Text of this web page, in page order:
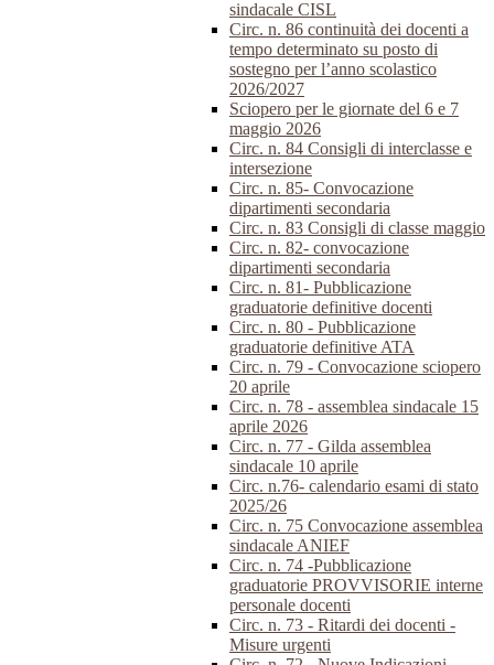
sindacale CISL
Circ. n. 86 continuità dei docenti a
tempo determinato su posto di
sostegno per l’anno scolastico
2026/2027
Sciopero per le giornate del 6 e 7
maggio 2026
Circ. n. 84 Consigli di interclasse e
intersezione
Circ. n. 85- Convocazione
dipartimenti secondaria
Circ. n. 83 Consigli di classe maggio
Circ. n. 82- convocazione
dipartimenti secondaria
Circ. n. 81- Pubblicazione
graduatorie definitive docenti
Circ. n. 80 - Pubblicazione
graduatorie definitive ATA
Circ. n. 79 - Convocazione sciopero
20 aprile
Circ. n. 78 - assemblea sindacale 15
aprile 2026
Circ. n. 77 - Gilda assemblea
sindacale 10 aprile
Circ. n.76- calendario esami di stato
2025/26
Circ. n. 75 Convocazione assemblea
sindacale ANIEF
Circ. n. 74 -Pubblicazione
graduatorie PROVVISORIE interne
personale docenti
Circ. n. 73 - Ritardi dei docenti -
Misure urgenti